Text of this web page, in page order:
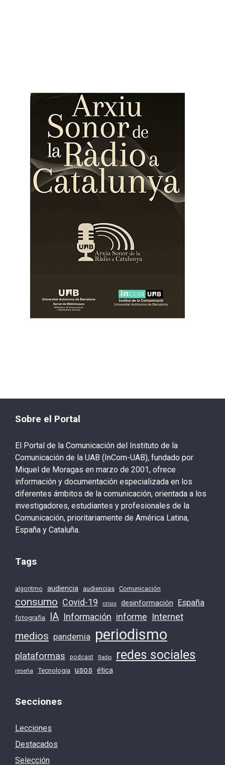
Sobre el Portal
El Portal de la Comunicación del Instituto de la
Comunicación de la UAB (InCom-UAB), fundado por
Miquel de Moragas en marzo de 2001, ofrece
información y documentación especializada en los
diferentes ámbitos de la comunicación, orientada a los
investigadores, estudiantes y profesionales de la
Comunicación, prioritariamente de América Latina,
España y Cataluña.
Tags
algoritmo audiencia audiencias Comunicación
consumo Covid-19 crisis desinformación España
fotografia IA Información informe Internet
medios pandemia periodismo
plataformas podcast Radio redes sociales
reseña Tecnologia usos ética
Secciones
Lecciones
Destacados
Selección